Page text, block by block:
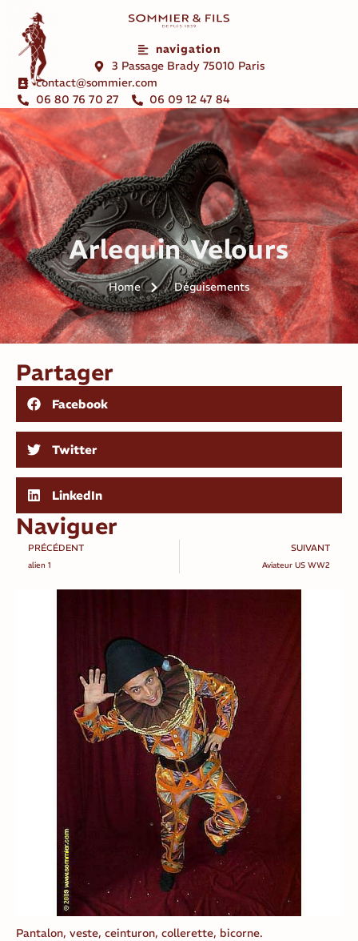
navigation
3 Passage Brady 75010 Paris
contact@sommier.com
06 80 76 70 27
06 09 12 47 84
Arlequin Velours
Home Déguisements
Partager
Facebook
Twitter
LinkedIn
Naviguer
PRÉCÉDENT
alien 1
SUIVANT
Aviateur US WW2
Pantalon, veste, ceinturon, collerette, bicorne.